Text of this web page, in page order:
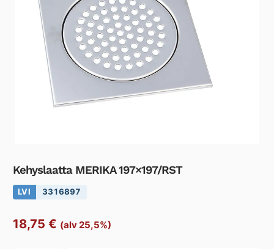
Kehyslaatta MERIKA 197×197/RST
LVI 3316897
18,75 € (alv 25,5%)